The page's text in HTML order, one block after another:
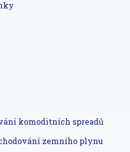
komoditních spreadů
zemního plynu